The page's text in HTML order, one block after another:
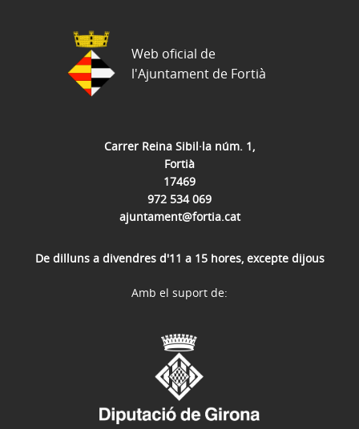
Carrer Reina Sibil·la núm. 1,
Fortià
17469
972 534 069
ajuntament@fortia.cat
De dilluns a divendres d'11 a 15 hores, excepte dijous
Web oficial de
l'Ajuntament de Fortià
Amb el suport de: